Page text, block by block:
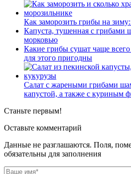
Как заморозить грибы на
Капуста, тушенная с грибами
морковью
Какие грибы сушат чаще
для этого пригодны
Салат с жареными грибами
капустой, а также с куриным
Станьте первым!
Оставьте комментарий
Данные не разглашаются. Поля,
обязательны для заполнения